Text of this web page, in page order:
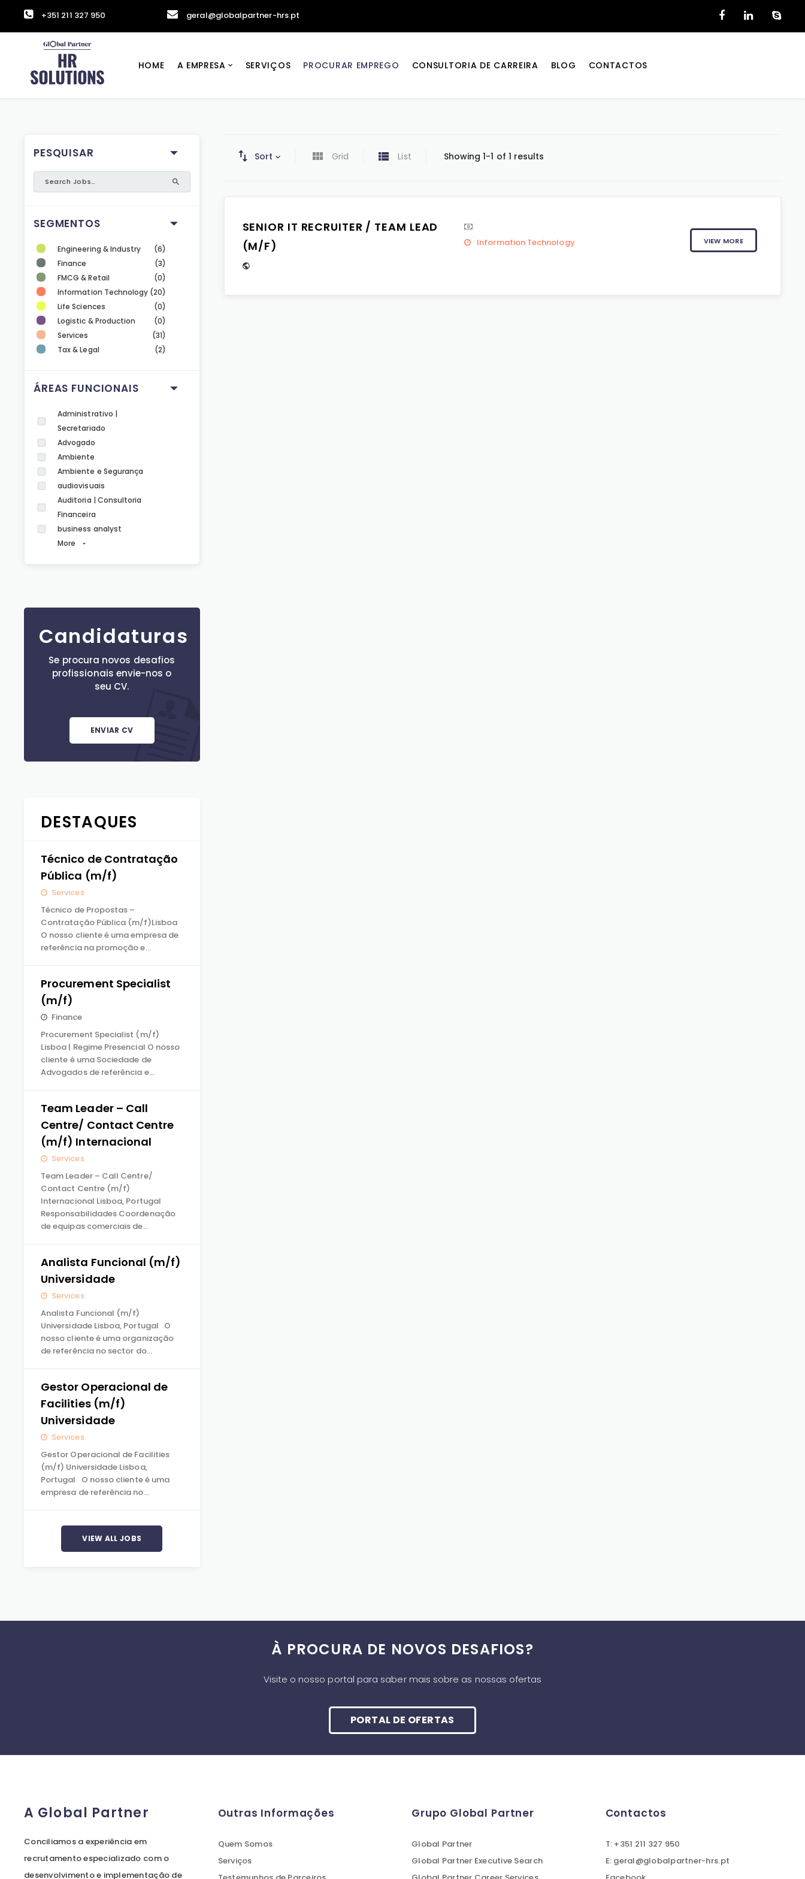
+351 211 327 950 geral@globalpartner-hrs.pt
HOME A EMPRESA SERVIÇOS PROCURAR EMPREGO CONSULTORIA DE CARREIRA BLOG CONTACTOS
PESQUISAR
SEGMENTOS
Engineering & Industry
(6)
Finance
(3)
FMCG & Retail
(0)
Information Technology (20)
Life Sciences
(0)
Logistic & Production
(0)
Services
(31)
Tax & Legal
(2)
ÁREAS FUNCIONAIS
Administrativo |
Secretariado
Advogado
Ambiente
Ambiente e Segurança
audiovisuais
Auditoria | Consultoria
Financeira
business analyst
More
Candidaturas
Se procura novos desafios
profissionais envie-nos o
seu CV.
ENVIAR CV
DESTAQUES
Técnico de Contratação
Pública (m/f)
Services
Técnico de Propostas –
Contratação Pública (m/f)Lisboa
O nosso cliente é uma empresa de
referência na promoção e…
Procurement Specialist
(m/f)
Finance
Procurement Specialist (m/f)
Lisboa | Regime Presencial O nosso
cliente é uma Sociedade de
Advogados de referência e…
Team Leader – Call
Centre/ Contact Centre
(m/f) Internacional
Services
Team Leader – Call Centre/
Contact Centre (m/f)
Internacional Lisboa, Portugal
Responsabilidades Coordenação
de equipas comerciais de…
Analista Funcional (m/f)
Universidade
Services
Analista Funcional (m/f)
Universidade Lisboa, Portugal O
nosso cliente é uma organização
de referência no sector do…
Gestor Operacional de
Facilities (m/f)
Universidade
Services
Gestor Operacional de Facilities
(m/f) Universidade Lisboa,
Portugal O nosso cliente é uma
empresa de referência no…
VIEW ALL JOBS
Sort Grid List Showing 1-1 of 1 results
SENIOR IT RECRUITER / TEAM LEAD
(M/F)
Information Technology VIEW MORE
À PROCURA DE NOVOS DESAFIOS?
Visite o nosso portal para saber mais sobre as nossas ofertas
PORTAL DE OFERTAS
A Global Partner
Conciliamos a experiência em
recrutamento especializado com o
desenvolvimento e implementação de
Outras Informações
Quem Somos
Serviços
Grupo Global Partner
Global Partner
Global Partner Executive Search
Contactos
T: +351 211 327 950
E: geral@globalpartner-hrs.pt